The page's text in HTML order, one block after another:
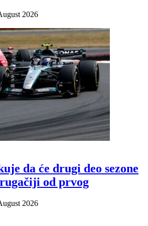
2026
da će drugi deo sezone
od prvog
2026